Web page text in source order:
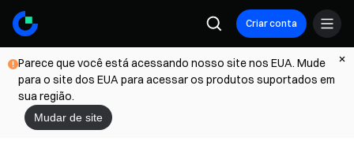
Criar conta
Parece que você está acessando nosso site nos EUA. Mude
para o site dos EUA para acessar os produtos suportados em
sua região.
Mudar de site